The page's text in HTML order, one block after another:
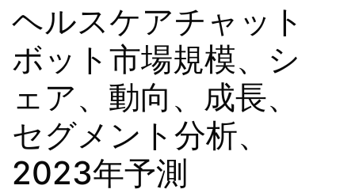
ヘルスケアチャット
ボット市場規模、シ
ェア、動向、成長、
セグメント分析、
2023年予測